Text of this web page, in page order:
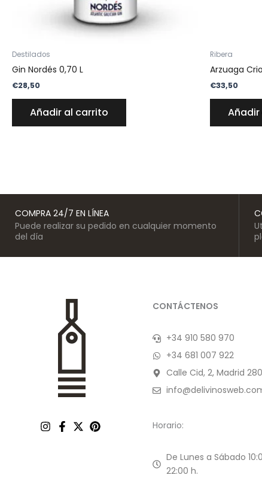
Destilados
Gin Nordés 0,70 L
€28,50
Añadir al carrito
Ribera
Arzuaga
€33,50
COMPRA 24/7 EN LÍNEA
Puede realizar su pedido en cualquier momento
del día
CONTÁCTENOS
+34 910 580 970
+34 681 007 922
Calle Cid, 2, Madrid
Horario:
De Lunes a Sábado
22:00 h.